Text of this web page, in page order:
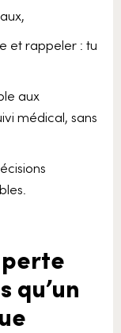
et rappeler : tu
aux
médical, sans
perte
qu’un